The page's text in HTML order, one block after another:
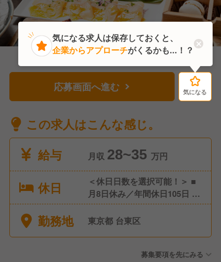
応募画面へ進む 気になる
この求人はこんな感じ。
給与
月収 28~35 万円
休日
＜休日日数を選択可能！＞ ■
月8日休み／年間休日105日 ■
月9日休み／年間休日117日 ■
月10日休み／年間休日129日
き4日間は自由に休暇を取得可
勤務地 東京都 台東区
募集要項を先にみる
気になる
気になる求人は保存しておくと、
企業からアプローチがくるかも...！？